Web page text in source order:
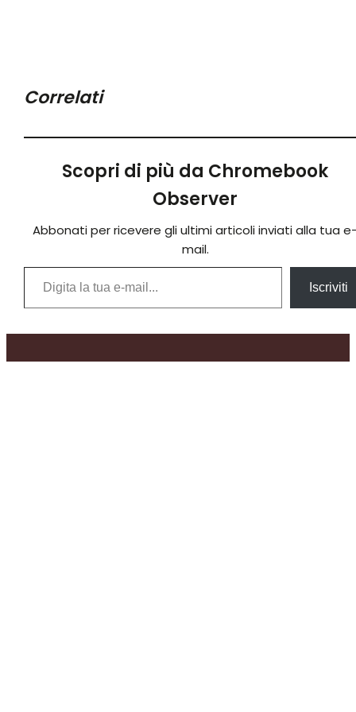
Correlati
Scopri di più da Chromebook
Observer
Abbonati per ricevere gli ultimi articoli inviati alla tua
mail.
Digita la tua e-mail...
Iscriviti